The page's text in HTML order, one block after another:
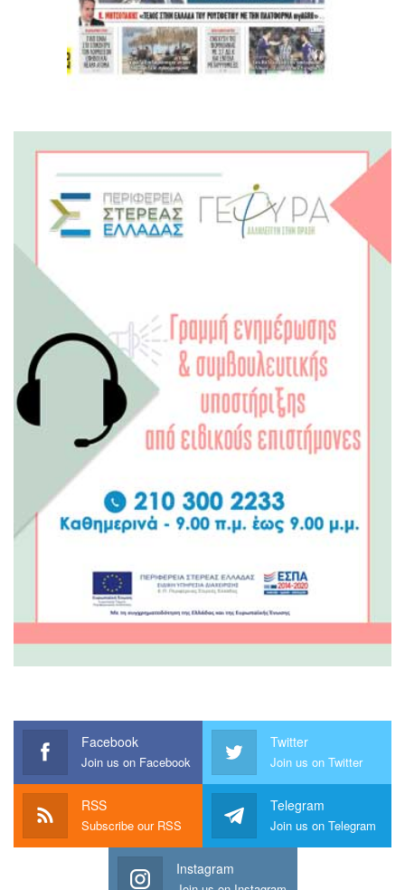
Facebook
Join us on Facebook
Twitter
Join us on Twitter
RSS
Subscribe our RSS
Telegram
Join us on Telegram
Instagram